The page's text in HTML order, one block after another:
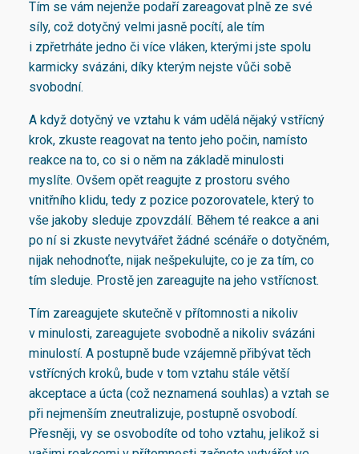
Tím se vám nejenže podaří zareagovat plně ze své
síly, což dotyčný velmi jasně pocítí, ale tím
i zpřetrháte jedno či více vláken, kterými jste spolu
karmicky svázáni, díky kterým nejste vůči sobě
svobodní.
A když dotyčný ve vztahu k vám udělá nějaký vstřícný
krok, zkuste reagovat na tento jeho počin, namísto
reakce na to, co si o něm na základě minulosti
myslíte. Ovšem opět reagujte z prostoru svého
vnitřního klidu, tedy z pozice pozorovatele, který to
vše jakoby sleduje zpovzdálí. Během té reakce a ani
po ní si zkuste nevytvářet žádné scénáře o dotyčném,
nijak nehodnoťte, nijak nešpekulujte, co je za tím, co
tím sleduje. Prostě jen zareagujte na jeho vstřícnost.
Tím zareagujete skutečně v přítomnosti a nikoliv
v minulosti, zareagujete svobodně a nikoliv svázáni
minulostí. A postupně bude vzájemně přibývat těch
vstřícných kroků, bude v tom vztahu stále větší
akceptace a úcta (což neznamená souhlas) a vztah se
při nejmenším zneutralizuje, postupně osvobodí.
Přesněji, vy se osvobodíte od toho vztahu, jelikož si